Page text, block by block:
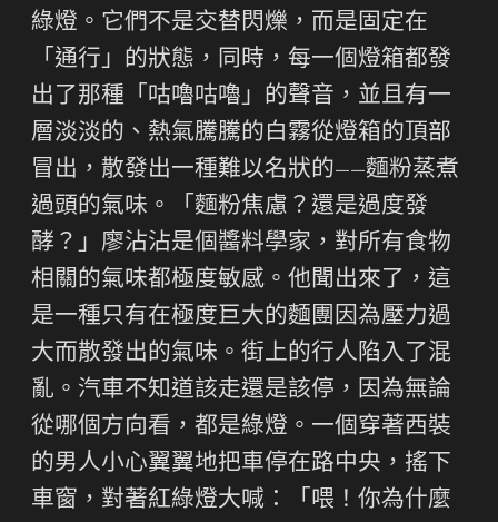
綠燈。它們不是交替閃爍，而是固定在
「通行」的狀態，同時，每一個燈箱都發
出了那種「咕嚕咕嚕」的聲音，並且有一
層淡淡的、熱氣騰騰的白霧從燈箱的頂部
冒出，散發出一種難以名狀的——麵粉蒸煮
過頭的氣味。「麵粉焦慮？還是過度發
酵？」廖沾沾是個醬料學家，對所有食物
相關的氣味都極度敏感。他聞出來了，這
是一種只有在極度巨大的麵團因為壓力過
大而散發出的氣味。街上的行人陷入了混
亂。汽車不知道該走還是該停，因為無論
從哪個方向看，都是綠燈。一個穿著西裝
的男人小心翼翼地把車停在路中央，搖下
車窗，對著紅綠燈大喊：「喂！你為什麼